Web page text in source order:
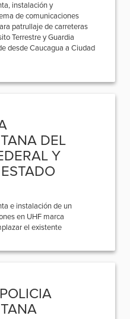
instalación y
de comunicaciones
patrullaje de carreteras
Terrestre y Guardia
desde Caucagua a Ciudad
DEL
Y
e instalación de un
en UHF marca
el existente